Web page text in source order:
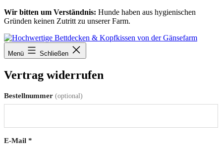
Zum
Inhalt
Wir bitten um Verständnis: Hunde haben aus hygienischen
Gründen keinen Zutritt zu unserer Farm.
Menü Schließen
Vertrag widerrufen
Bestellnummer (optional)
E-Mail *